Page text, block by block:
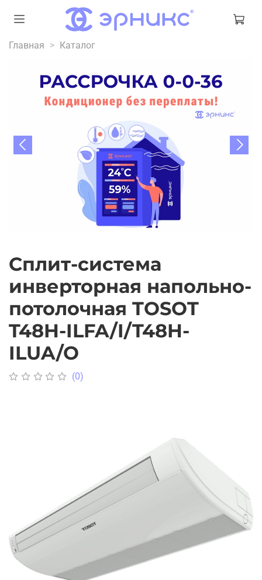
Главная Каталог
Сплит-система
инверторная напольно-
потолочная TOSOT
T48H-ILFA/I/T48H-
ILUA/O
(0)